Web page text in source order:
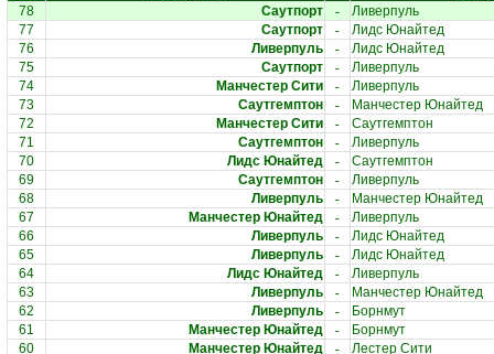
78
Саутпорт -
Ливерпуль
77
Саутпорт -
Лидс Юнайтед
76
Ливерпуль -
Лидс Юнайтед
75
Саутпорт -
Ливерпуль
74
Манчестер Сити -
Ливерпуль
73
Саутгемптон -
Манчестер Юнайтед
72
Манчестер Сити -
Саутгемптон
71
Саутгемптон -
Ливерпуль
70
Лидс Юнайтед -
Саутгемптон
69
Саутгемптон -
Ливерпуль
68
Ливерпуль -
Манчестер Юнайтед
67
Манчестер Юнайтед -
Ливерпуль
66
Ливерпуль -
Лидс Юнайтед
65
Ливерпуль -
Лидс Юнайтед
64
Лидс Юнайтед -
Ливерпуль
63
Ливерпуль -
Манчестер Юнайтед
62
Ливерпуль -
Борнмут
61
Манчестер Юнайтед -
Борнмут
60
Манчестер Юнайтед -
Лестер Сити